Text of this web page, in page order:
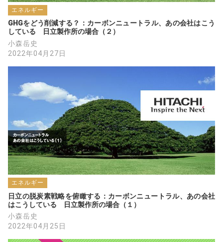
エネルギー
GHGをどう削減する？：カーボンニュートラル、あの会社はこう
している　日立製作所の場合（２）
小森岳史
2022年04月27日
エネルギー
日立の脱炭素戦略を俯瞰する：カーボンニュートラル、あの会社
はこうしている　日立製作所の場合（１）
小森岳史
2022年04月25日